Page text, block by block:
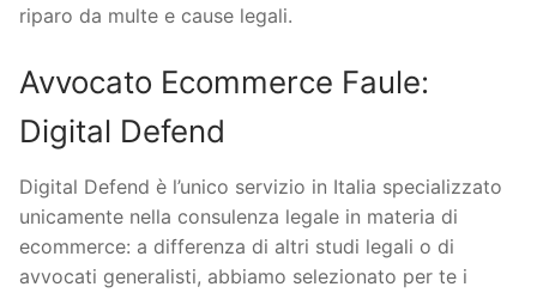
riparo da multe e cause legali.
Avvocato Ecommerce Faule:
Digital Defend
Digital Defend è l’unico servizio in Italia specializzato
unicamente nella consulenza legale in materia di
ecommerce: a differenza di altri studi legali o di
avvocati generalisti, abbiamo selezionato per te i